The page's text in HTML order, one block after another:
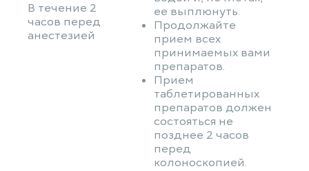
В течение 2
часов перед
анестезией
ее выплюнуть.
Продолжайте
прием всех
принимаемых вами
препаратов.
Прием
таблетированных
препаратов должен
состояться не
позднее 2 часов
перед
колоноскопией.